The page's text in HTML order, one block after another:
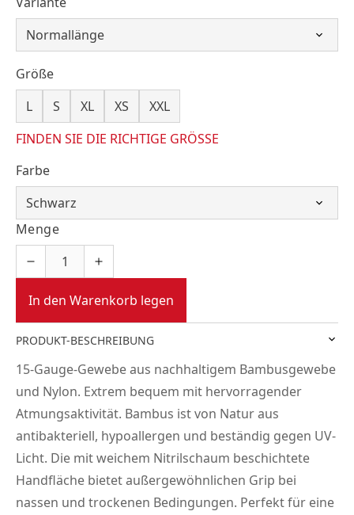
Größe
L
S XL XS
XXL
FINDEN SIE DIE RICHTIGE GRÖSSE
Farbe
Menge
In den Warenkorb legen
PRODUKT-BESCHREIBUNG
15-Gauge-Gewebe aus nachhaltigem Bambusgewebe
und Nylon. Extrem bequem mit hervorragender
Atmungsaktivität. Bambus ist von Natur aus
antibakteriell, hypoallergen und beständig gegen UV-
Licht. Die mit weichem Nitrilschaum beschichtete
Handfläche bietet außergewöhnlichen Grip bei
nassen und trockenen Bedingungen. Perfekt für eine